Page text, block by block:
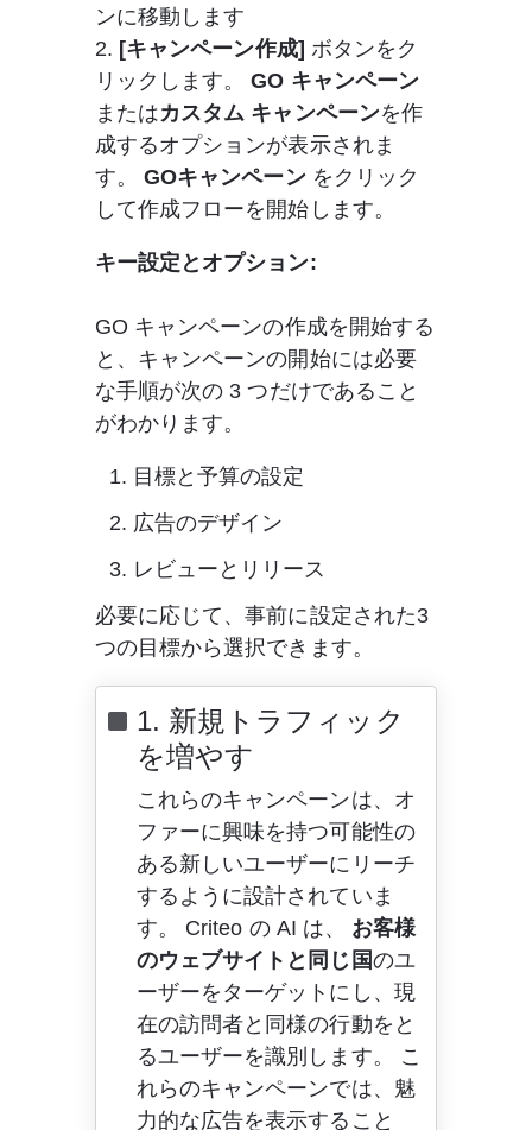
ンに移動します
2. [キャンペーン作成] ボタンをク
リックします。 GO キャンペーン
またはカスタム キャンペーンを作
成するオプションが表示されま
す。 GOキャンペーン をクリック
して作成フローを開始します。
キー設定とオプション:
GO キャンペーンの作成を開始する
と、キャンペーンの開始には必要
な手順が次の 3 つだけであること
がわかります。
目標と予算の設定
広告のデザイン
レビューとリリース
必要に応じて、事前に設定された3
つの目標から選択できます。
1. 新規トラフィック
を増やす
これらのキャンペーンは、オ
ファーに興味を持つ可能性の
ある新しいユーザーにリーチ
するように設計されていま
す。 Criteo の AI は、 お客様
のウェブサイトと同じ国のユ
ーザーをターゲットにし、現
在の訪問者と同様の行動をと
るユーザーを識別します。 こ
れらのキャンペーンでは、魅
力的な広告を表示すること